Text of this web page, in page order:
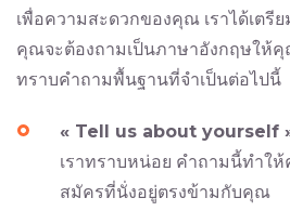
เพื่อความสะดวกของคุณ เราได้เตรี
คุณจะต้องถามเป็นภาษาอังกฤษให้
ทราบคำถามพื้นฐานที่จำเป็นต่อไปนี้
« Tell us about yourself
เราทราบหน่อย คำถามนี้ทำใ
สมัครที่นั่งอยู่ตรงข้ามกับคุณ